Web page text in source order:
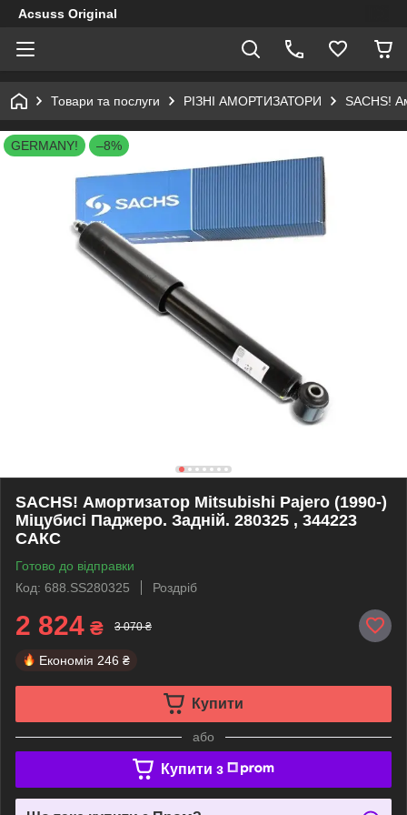
Acsuss Original
Товари та послуги РІЗНІ АМОРТИЗАТОРИ SACHS!
GERMANY! –8%
SACHS! Амортизатор Mitsubishi Pajero (1990-)
Міцубисі Паджеро. Задній. 280325 , 344223
САКС
Готово до відправки
Код: 688.SS280325
Роздріб
2 824 ₴ 3 070 ₴
Економія 246 ₴
Купити
або
Купити з